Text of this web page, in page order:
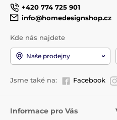
+420 774 725 901
info@homedesignshop.cz
Kde nás najdete
Naše prodejny
Jsme také na: Facebook
Informace pro Vás